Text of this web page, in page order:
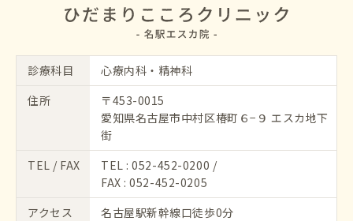
診療科目
心療内科・精神科
住所
〒453-0015
愛知県名古屋市中村区椿町６−９ エスカ地下
街
TEL / FAX
TEL :052-452-0200 /
FAX : 052-452-0205
アクセス
名古屋駅新幹線口徒歩0分